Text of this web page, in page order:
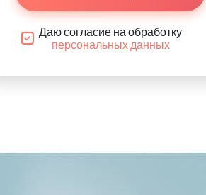
Даю согласие на обработку
персональных данных